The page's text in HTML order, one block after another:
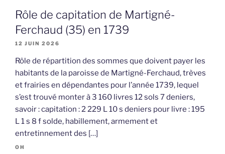
Rôle de capitation de Martigné-
Ferchaud (35) en 1739
12 JUIN 2026
Rôle de répartition des sommes que doivent payer les
habitants de la paroisse de Martigné-Ferchaud, trèves
et frairies en dépendantes pour l’année 1739, lequel
s’est trouvé monter à 3 160 livres 12 sols 7 deniers,
savoir : capitation : 2 229 L 10 s deniers pour livre : 195
L 1 s 8 f solde, habillement, armement et
entretinnement des […]
OH